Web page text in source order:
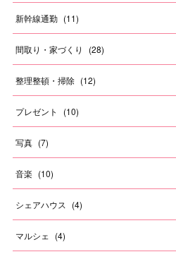
新幹線通勤 (11)
間取り・家づくり (28)
整理整頓・掃除 (12)
プレゼント (10)
写真 (7)
音楽 (10)
シェアハウス (4)
マルシェ (4)